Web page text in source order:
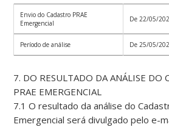
Envio do Cadastro PRAE
Emergencial
De 22/05/
Período de análise De 25/05/
7. DO RESULTADO DA ANÁLISE DO
PRAE EMERGENCIAL
7.1 O resultado da análise do
Emergencial será divulgado pelo e-